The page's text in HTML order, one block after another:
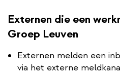
Externen die een
Groep Leuven
Externen melden een
via het externe